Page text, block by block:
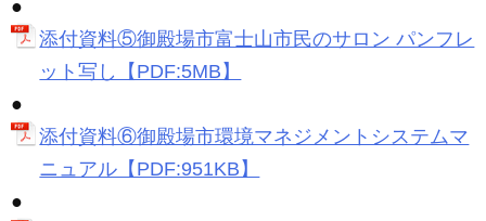
●
添付資料⑤御殿場市富士山市民のサロン パンフレ
ット写し【PDF:5MB】
●
添付資料⑥御殿場市環境マネジメントシステムマ
ニュアル【PDF:951KB】
●